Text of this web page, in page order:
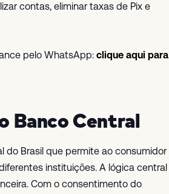
contas, eliminar taxas de Pix e
pelo WhatsApp: clique aqui para
Banco Central
do Brasil que permite ao consumidor
instituições. A lógica central
Com o consentimento do